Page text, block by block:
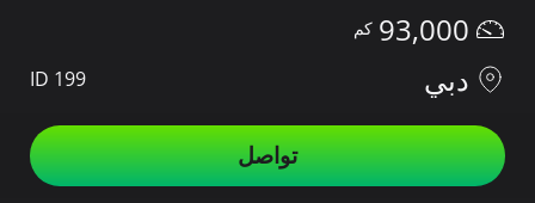
93,000
دبي
ID 199
تواصل